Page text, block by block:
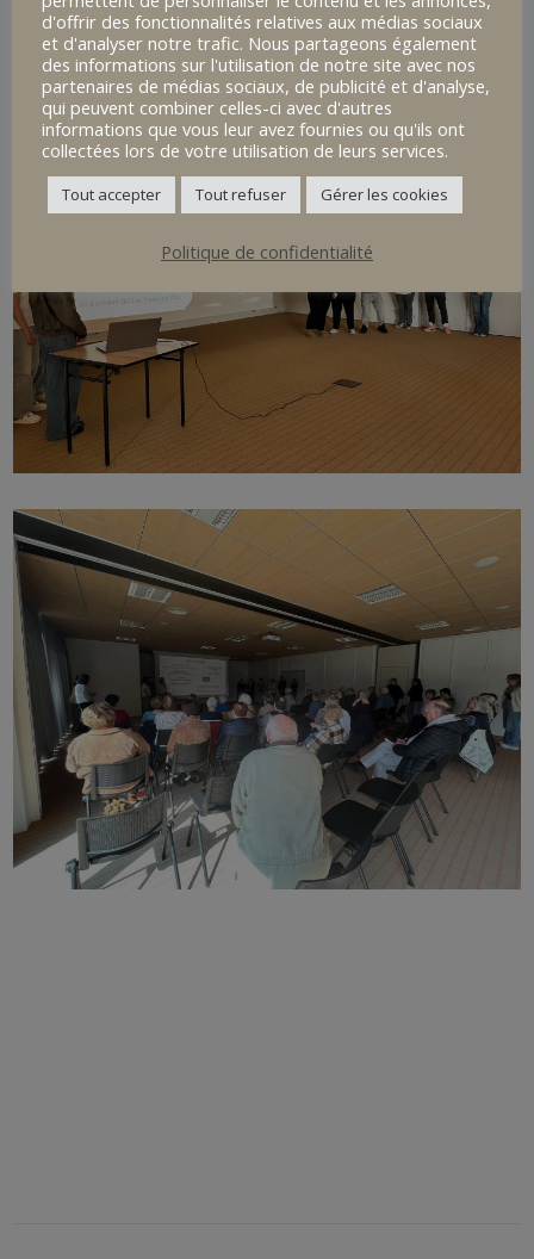
relaxation.
d'offrir des fonctionnalités relatives aux médias sociaux
et d'analyser notre trafic. Nous partageons également
des informations sur l'utilisation de notre site avec nos
partenaires de médias sociaux, de publicité et d'analyse,
qui peuvent combiner celles-ci avec d'autres
informations que vous leur avez fournies ou qu'ils ont
collectées lors de votre utilisation de leurs services.
Tout accepter Tout refuser Gérer les cookies
Politique de confidentialité